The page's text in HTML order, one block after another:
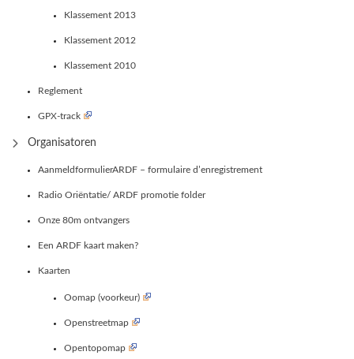
Klassement 2013
Klassement 2012
Klassement 2010
Reglement
GPX-track
Organisatoren
AanmeldformulierARDF – formulaire d’enregistrement
Radio Oriëntatie/ ARDF promotie folder
Onze 80m ontvangers
Een ARDF kaart maken?
Kaarten
Oomap (voorkeur)
Openstreetmap
Opentopomap